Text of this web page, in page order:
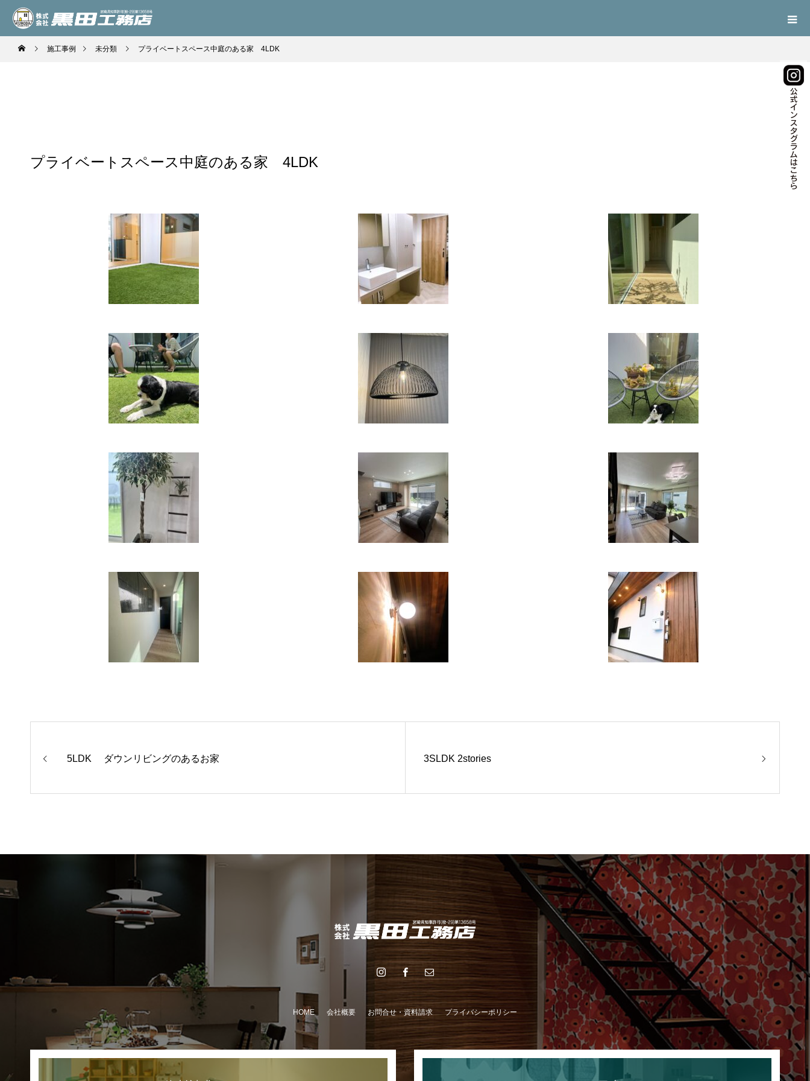
施工事例 未分類 プライベートスペース中庭のある家 4LDK
プライベートスペース中庭のある家 4LDK
5LDK ダウンリビングのあるお家 3SLDK 2stories
HOME 会社概要 お問合せ・資料請求 プライバシーポリシー